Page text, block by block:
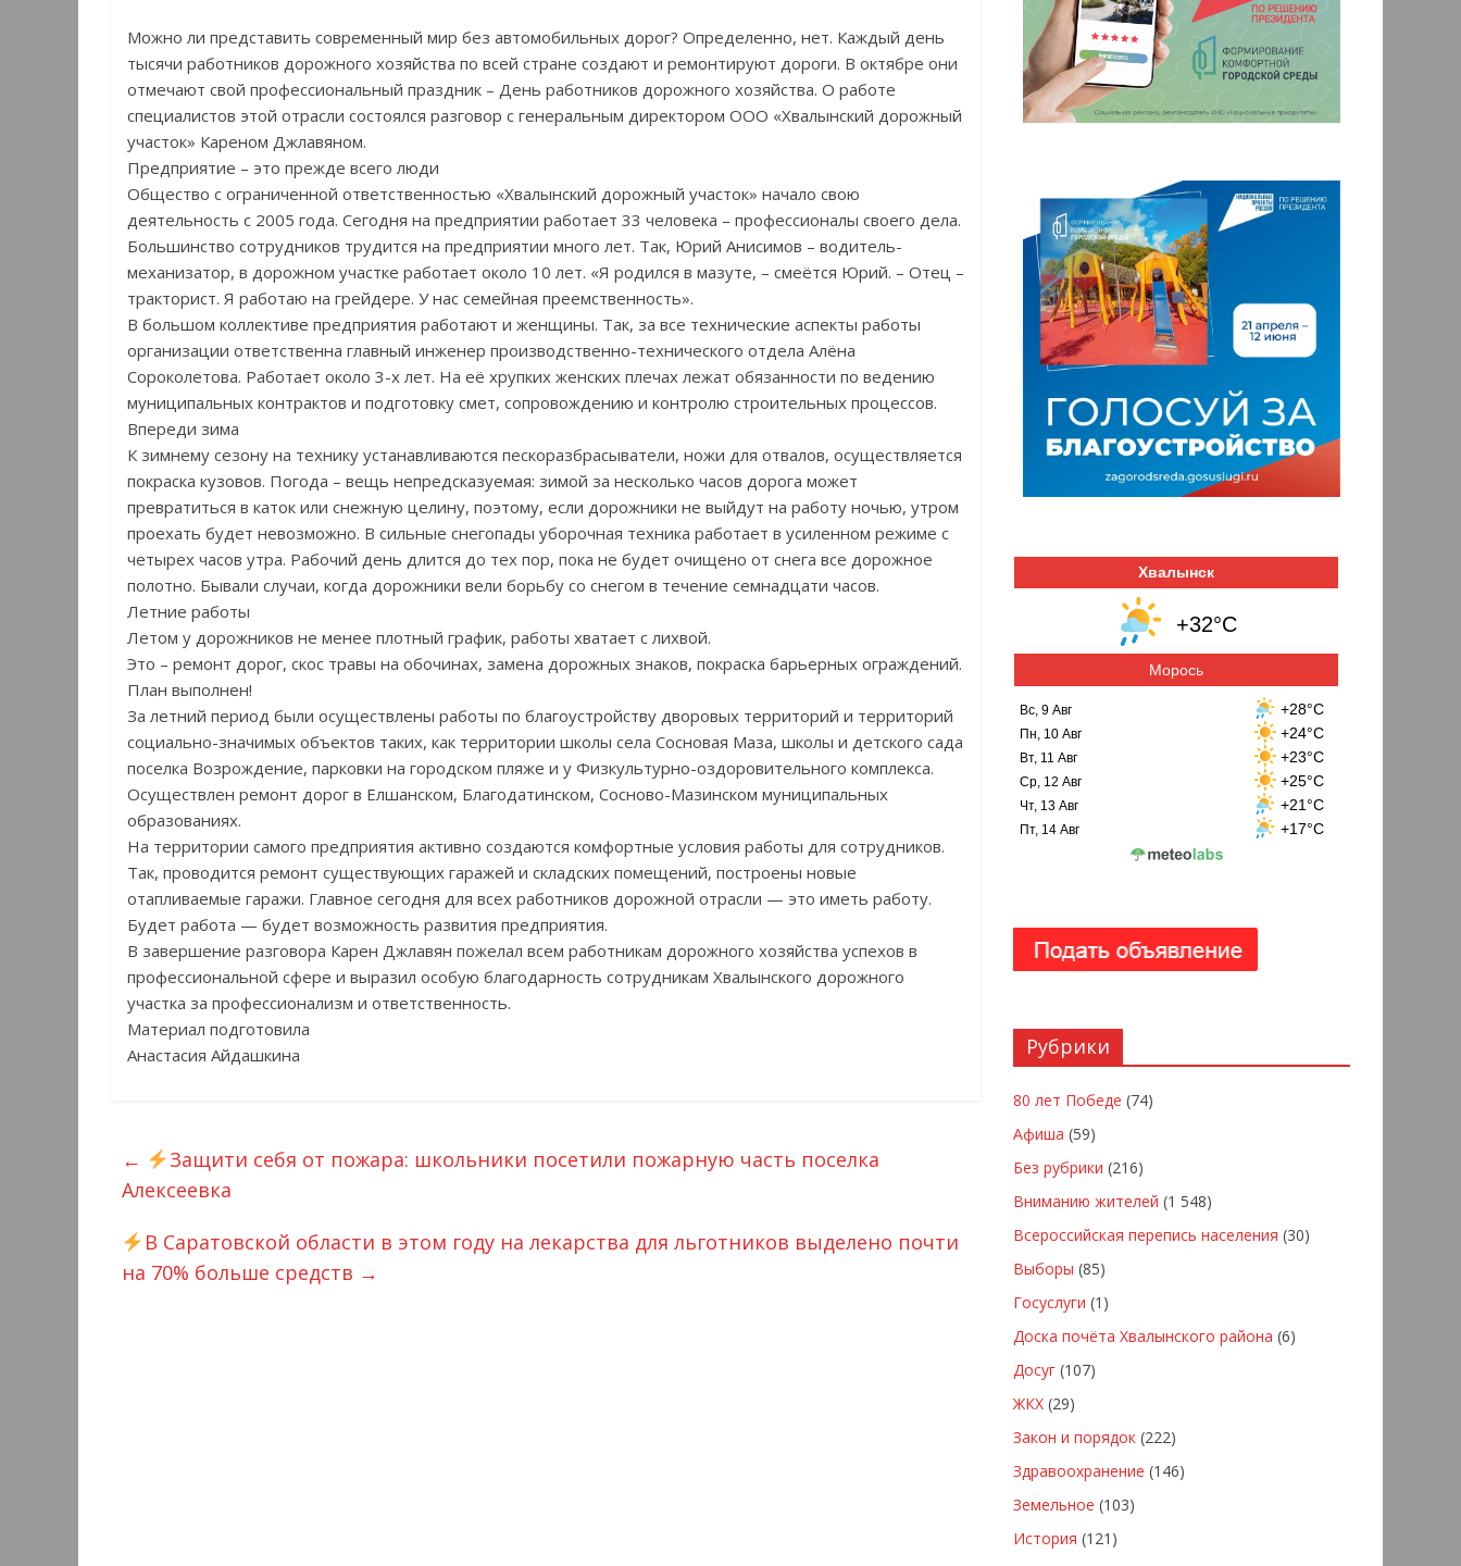
Можно ли представить современный мир без автомобильных дорог? Определенно, нет. Каждый день
тысячи работников дорожного хозяйства по всей стране создают и ремонтируют дороги. В октябре они
отмечают свой профессиональный праздник – День работников дорожного хозяйства. О работе
специалистов этой отрасли состоялся разговор с генеральным директором ООО «Хвалынский дорожный
участок» Кареном Джлавяном.
Предприятие – это прежде всего люди
Общество с ограниченной ответственностью «Хвалынский дорожный участок» начало свою
деятельность с 2005 года. Сегодня на предприятии работает 33 человека – профессионалы своего дела.
Большинство сотрудников трудится на предприятии много лет. Так, Юрий Анисимов – водитель-
механизатор, в дорожном участке работает около 10 лет. «Я родился в мазуте, – смеётся Юрий. – Отец –
тракторист. Я работаю на грейдере. У нас семейная преемственность».
В большом коллективе предприятия работают и женщины. Так, за все технические аспекты работы
организации ответственна главный инженер производственно-технического отдела Алёна
Сороколетова. Работает около 3-х лет. На её хрупких женских плечах лежат обязанности по ведению
муниципальных контрактов и подготовку смет, сопровождению и контролю строительных процессов.
Впереди зима
К зимнему сезону на технику устанавливаются пескоразбрасыватели, ножи для отвалов, осуществляется
покраска кузовов. Погода – вещь непредсказуемая: зимой за несколько часов дорога может
превратиться в каток или снежную целину, поэтому, если дорожники не выйдут на работу ночью, утром
проехать будет невозможно. В сильные снегопады уборочная техника работает в усиленном режиме с
четырех часов утра. Рабочий день длится до тех пор, пока не будет очищено от снега все дорожное
полотно. Бывали случаи, когда дорожники вели борьбу со снегом в течение семнадцати часов.
Летние работы
Летом у дорожников не менее плотный график, работы хватает с лихвой.
Это – ремонт дорог, скос травы на обочинах, замена дорожных знаков, покраска барьерных ограждений.
План выполнен!
За летний период были осуществлены работы по благоустройству дворовых территорий и территорий
социально-значимых объектов таких, как территории школы села Сосновая Маза, школы и детского сада
поселка Возрождение, парковки на городском пляже и у Физкультурно-оздоровительного комплекса.
Осуществлен ремонт дорог в Елшанском, Благодатинском, Сосново-Мазинском муниципальных
образованиях.
На территории самого предприятия активно создаются комфортные условия работы для сотрудников.
Так, проводится ремонт существующих гаражей и складских помещений, построены новые
отапливаемые гаражи. Главное сегодня для всех работников дорожной отрасли — это иметь работу.
Будет работа — будет возможность развития предприятия.
В завершение разговора Карен Джлавян пожелал всем работникам дорожного хозяйства успехов в
профессиональной сфере и выразил особую благодарность сотрудникам Хвалынского дорожного
участка за профессионализм и ответственность.
Материал подготовила
Анастасия Айдашкина
←
Защити себя от пожара: школьники посетили пожарную часть поселка
Алексеевка
В Саратовской области в этом году на лекарства для льготников выделено почти
на 70% больше средств →
Хвалынск
+32°C
Морось
Вс, 9 Авг +28°C
Пн, 10 Авг +24°C
Вт, 11 Авг +23°C
Ср, 12 Авг +25°C
Чт, 13 Авг +21°C
Пт, 14 Авг +17°C
Рубрики
80 лет Победе (74)
Афиша (59)
Без рубрики (216)
Вниманию жителей (1 548)
Всероссийская перепись населения (30)
Выборы (85)
Госуслуги (1)
Доска почёта Хвалынского района (6)
Досуг (107)
ЖКХ (29)
Закон и порядок (222)
Здравоохранение (146)
Земельное (103)
История (121)